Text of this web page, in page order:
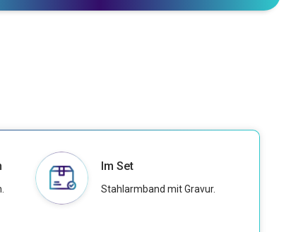
Im Set
Stahlarmband mit Gravur.